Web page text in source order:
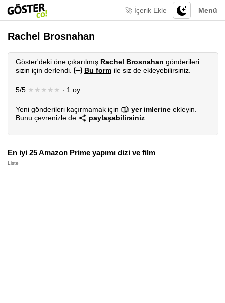
Menü
🚀 İçerik Ekle
Rachel Brosnahan
Göster'deki öne çıkarılmış Rachel Brosnahan gönderileri
sizin için derlendi.
Bu form ile siz de ekleyebilirsiniz.
5/5 ★★★★★ · 1 oy
Yeni gönderileri kaçırmamak için yer imlerine ekleyin.
Bunu çevrenizle de
paylaşabilirsiniz
En iyi 25 Amazon Prime yapımı dizi ve film
Liste